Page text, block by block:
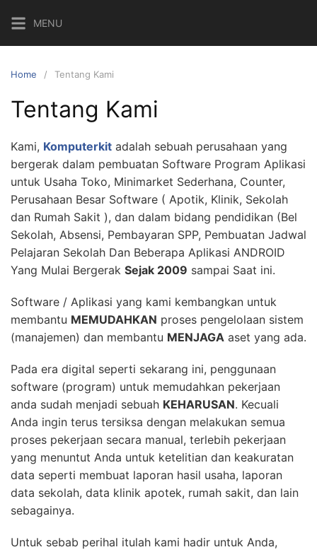
MENU
Home Tentang Kami
Tentang Kami
Kami, Komputerkit adalah sebuah perusahaan yang
bergerak dalam pembuatan Software Program Aplikasi
untuk Usaha Toko, Minimarket Sederhana, Counter,
Perusahaan Besar Software ( Apotik, Klinik, Sekolah
dan Rumah Sakit ), dan dalam bidang pendidikan (Bel
Sekolah, Absensi, Pembayaran SPP, Pembuatan Jadwal
Pelajaran Sekolah Dan Beberapa Aplikasi ANDROID
Yang Mulai Bergerak Sejak 2009 sampai Saat ini.
Software / Aplikasi yang kami kembangkan untuk
membantu MEMUDAHKAN proses pengelolaan sistem
(manajemen) dan membantu MENJAGA aset yang ada.
Pada era digital seperti sekarang ini, penggunaan
software (program) untuk memudahkan pekerjaan
anda sudah menjadi sebuah KEHARUSAN. Kecuali
Anda ingin terus tersiksa dengan melakukan semua
proses pekerjaan secara manual, terlebih pekerjaan
yang menuntut Anda untuk ketelitian dan keakuratan
data seperti membuat laporan hasil usaha, laporan
data sekolah, data klinik apotek, rumah sakit, dan lain
sebagainya.
Untuk sebab perihal itulah kami hadir untuk Anda,